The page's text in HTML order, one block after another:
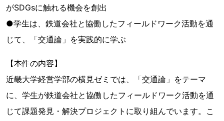
がSDGsに触れる機会を創出
●学生は、鉄道会社と協働したフィールドワーク活動を通
じて、「交通論」を実践的に学ぶ
【本件の内容】
近畿大学経営学部の横見ゼミでは、「交通論」をテーマ
に、学生が鉄道会社と協働したフィールドワーク活動を通
じて課題発見・解決プロジェクトに取り組んでいます。こ